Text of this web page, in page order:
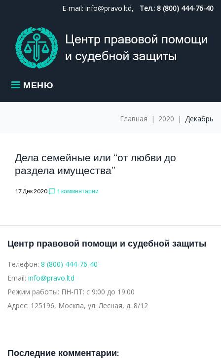
content
E-mail: info@pravo.ltd, Тел.: 8 (800) 444-76-40
МЕНЮ
Главная | 2020 | Декабрь
МЕСЯЦ:
2020
Дела семейные или “от любви до
раздела имущества”
17 Дек 2020 chat_bubble_outline 1 комментарии
Центр правовой помощи и судебной защиты
Телефон: 8 (800) 444-76-40
Email: info@pravo.ltd
Режим работы: ПН-ПТ: с 9:00 до 19:00
Адрес: 125196, Москва, ул. Лесная, д. 8/12
Последние комментарии: